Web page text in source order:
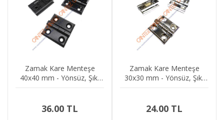
Zamak Kare Menteşe
40x40 mm - Yönsüz, Şık,
36.00 TL
Zamak Kare Menteşe
30x30 mm - Yönsüz, Şık,
24.00 TL